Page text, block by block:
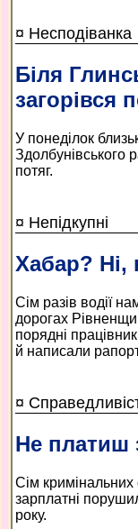
¤ Несподіванка
Біля
загорівся
У понеділок
Здолбунівського
потяг.
¤ Непідкупні
Хабар?
Сім разів водії
дорогах
порядні
й написали
¤
Не платиш
Сім
зарплатні
року.